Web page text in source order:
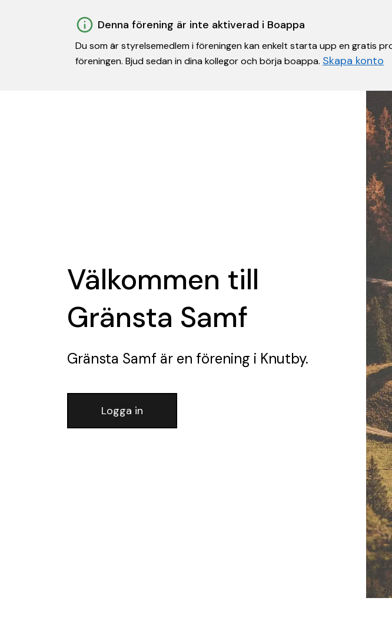
Denna förening är inte aktiverad i Boappa
Du som är styrelsemedlem i föreningen kan enkelt starta upp en gratis
föreningen. Bjud sedan in dina kollegor och börja boappa. Skapa konto
Välkommen till
Gränsta Samf
Gränsta Samf är en förening i Knutby.
Logga in